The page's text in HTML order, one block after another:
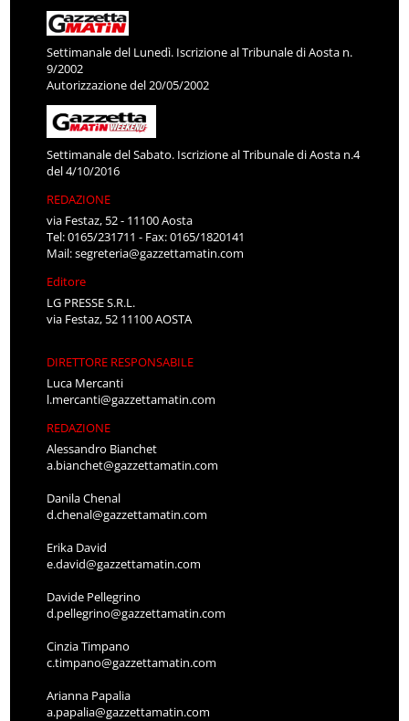
Settimanale del Lunedì. Iscrizione al Tribunale di Aosta n.
9/2002
Autorizzazione del 20/05/2002
Settimanale del Sabato. Iscrizione al Tribunale di Aosta n.4
del 4/10/2016
REDAZIONE
via Festaz, 52 - 11100 Aosta
Tel: 0165/231711 - Fax: 0165/1820141
Mail:segreteria@gazzettamatin.com
Editore
LG PRESSE S.R.L.
via Festaz, 52 11100 AOSTA
DIRETTORE RESPONSABILE
Luca Mercanti
l.mercanti@gazzettamatin.com
REDAZIONE
Alessandro Bianchet
a.bianchet@gazzettamatin.com
Danila Chenal
d.chenal@gazzettamatin.com
Erika David
e.david@gazzettamatin.com
Davide Pellegrino
d.pellegrino@gazzettamatin.com
Cinzia Timpano
c.timpano@gazzettamatin.com
Arianna Papalia
a.papalia@gazzettamatin.com